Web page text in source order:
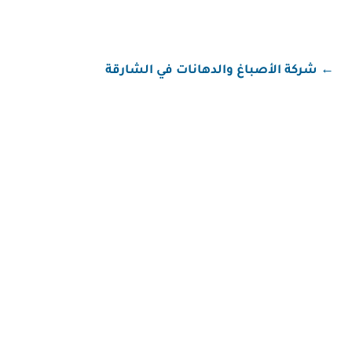
← شركة الأصباغ والدهانات في الشارقة